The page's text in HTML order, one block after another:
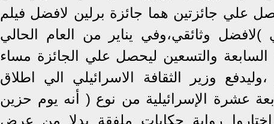
علي جائزتين هما جائزة برلين لافضل فيلم
)لافضل وثائقي،وفي يناير من العام الحالي
السابعة والتسعين ليحصل علي الجائزة مساء
وزير الثقافة الاسرائيلي الي اطلاق
عشرة الإسرائيلية من نوع ( أنه يوم حزين
رواية حكايات ملفقة بدلا من عرض